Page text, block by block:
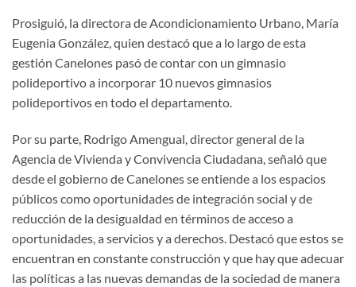
Prosiguió, la directora de Acondicionamiento Urbano, María
Eugenia González, quien destacó que a lo largo de esta
gestión Canelones pasó de contar con un gimnasio
polideportivo a incorporar 10 nuevos gimnasios
polideportivos en todo el departamento.
Por su parte, Rodrigo Amengual, director general de la
Agencia de Vivienda y Convivencia Ciudadana, señaló que
desde el gobierno de Canelones se entiende a los espacios
públicos como oportunidades de integración social y de
reducción de la desigualdad en términos de acceso a
oportunidades, a servicios y a derechos. Destacó que estos se
encuentran en constante construcción y que hay que adecuar
las políticas a las nuevas demandas de la sociedad de manera